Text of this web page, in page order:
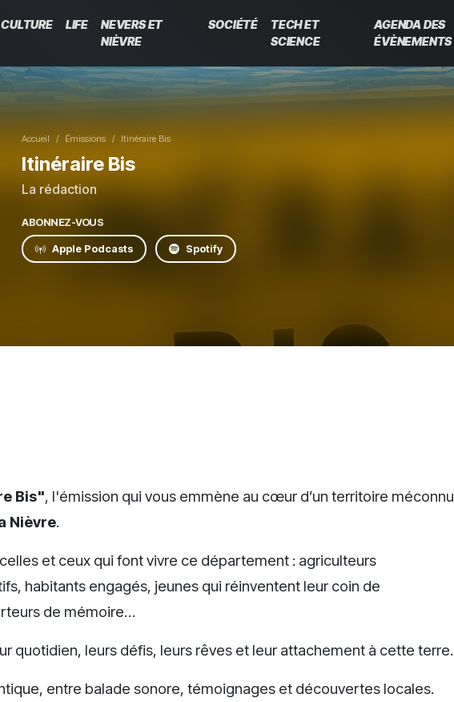
CULTURE LIFE
NEVERS ET
NIÈVRE
SOCIÉTÉ
TECH ET
SCIENCE
AGENDA DES
ÉVÈNEMENTS
Accueil Émissions Itinéraire Bis
Itinéraire Bis
La rédaction
ABONNEZ-VOUS
Apple Podcasts Spotify
Bis", l'émission qui vous emmène au cœur d’un territoire méconnu
Nièvre.
et ceux qui font vivre ce département : agriculteurs
habitants engagés, jeunes qui réinventent leur coin de
de mémoire…
quotidien, leurs défis, leurs rêves et leur attachement à cette terre.
entre balade sonore, témoignages et découvertes locales.